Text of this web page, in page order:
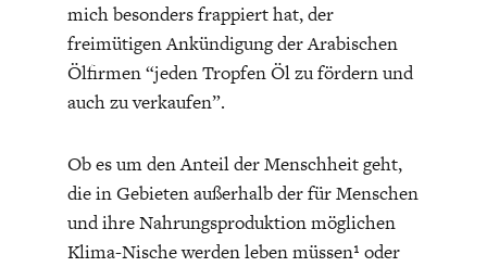
mich besonders frappiert hat, der
freimütigen Ankündigung der Arabischen
Ölfirmen “jeden Tropfen Öl zu fördern und
auch zu verkaufen”.
Ob es um den Anteil der Menschheit geht,
die in Gebieten außerhalb der für Menschen
und ihre Nahrungsproduktion möglichen
Klima-Nische werden leben müssen¹ oder